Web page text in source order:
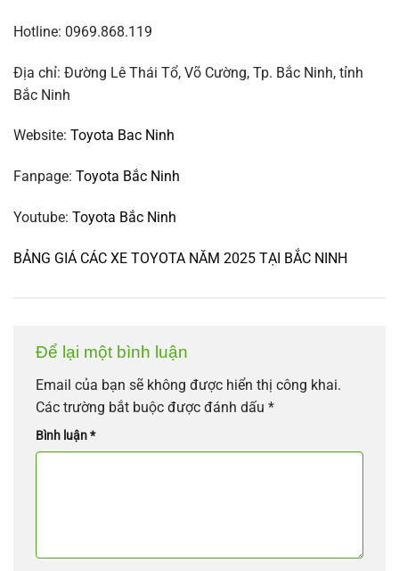
Hotline: 0969.868.119
Địa chỉ: Đường Lê Thái Tổ, Võ Cường, Tp. Bắc Ninh, tỉnh
Bắc Ninh
Website: Toyota Bac Ninh
Fanpage: Toyota Bắc Ninh
Youtube: Toyota Bắc Ninh
BẢNG GIÁ CÁC XE TOYOTA NĂM 2025 TẠI BẮC NINH
Để lại một bình luận
Email của bạn sẽ không được hiển thị công khai.
Các trường bắt buộc được đánh dấu *
Bình luận*